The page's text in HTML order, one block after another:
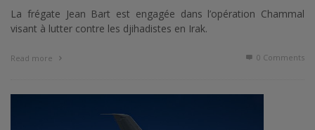
La frégate Jean Bart est engagée dans l’opération Chammal
visant à lutter contre les djihadistes en Irak.
Read more 0 Comments